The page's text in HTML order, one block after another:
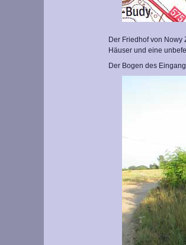
Der Friedhof von
Häuser und eine
Der Bogen des